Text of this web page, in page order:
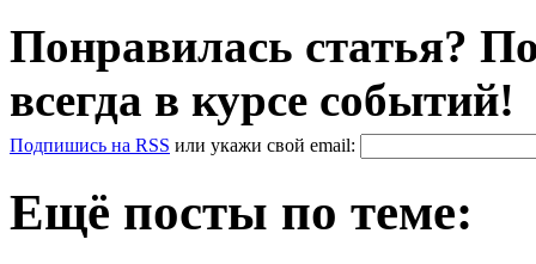
Понравилась статья?
всегда в курсе событий!
Подпишись на RSS или укажи свой email:
Ещё посты по теме: